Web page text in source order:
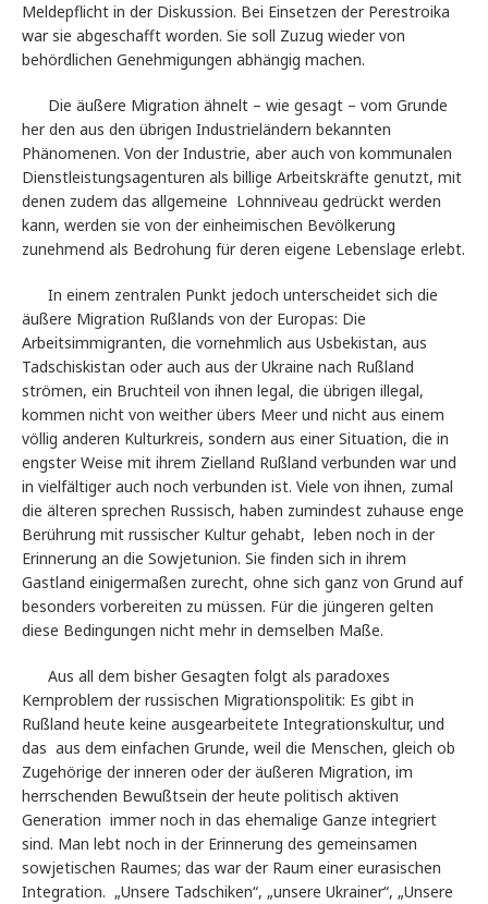
Meldepflicht in der Diskussion. Bei Einsetzen der Perestroika
war sie abgeschafft worden. Sie soll Zuzug wieder von
behördlichen Genehmigungen abhängig machen.
Die äußere Migration ähnelt – wie gesagt – vom Grunde
her den aus den übrigen Industrieländern bekannten
Phänomenen. Von der Industrie, aber auch von kommunalen
Dienstleistungsagenturen als billige Arbeitskräfte genutzt, mit
denen zudem das allgemeine Lohnniveau gedrückt werden
kann, werden sie von der einheimischen Bevölkerung
zunehmend als Bedrohung für deren eigene Lebenslage erlebt.
In einem zentralen Punkt jedoch unterscheidet sich die
äußere Migration Rußlands von der Europas: Die
Arbeitsimmigranten, die vornehmlich aus Usbekistan, aus
Tadschiskistan oder auch aus der Ukraine nach Rußland
strömen, ein Bruchteil von ihnen legal, die übrigen illegal,
kommen nicht von weither übers Meer und nicht aus einem
völlig anderen Kulturkreis, sondern aus einer Situation, die in
engster Weise mit ihrem Zielland Rußland verbunden war und
in vielfältiger auch noch verbunden ist. Viele von ihnen, zumal
die älteren sprechen Russisch, haben zumindest zuhause enge
Berührung mit russischer Kultur gehabt, leben noch in der
Erinnerung an die Sowjetunion. Sie finden sich in ihrem
Gastland einigermaßen zurecht, ohne sich ganz von Grund auf
besonders vorbereiten zu müssen. Für die jüngeren gelten
diese Bedingungen nicht mehr in demselben Maße.
Aus all dem bisher Gesagten folgt als paradoxes
Kernproblem der russischen Migrationspolitik: Es gibt in
Rußland heute keine ausgearbeitete Integrationskultur, und
das aus dem einfachen Grunde, weil die Menschen, gleich ob
Zugehörige der inneren oder der äußeren Migration, im
herrschenden Bewußtsein der heute politisch aktiven
Generation immer noch in das ehemalige Ganze integriert
sind. Man lebt noch in der Erinnerung des gemeinsamen
sowjetischen Raumes; das war der Raum einer eurasischen
Integration. „Unsere Tadschiken“, „unsere Ukrainer“, „Unsere